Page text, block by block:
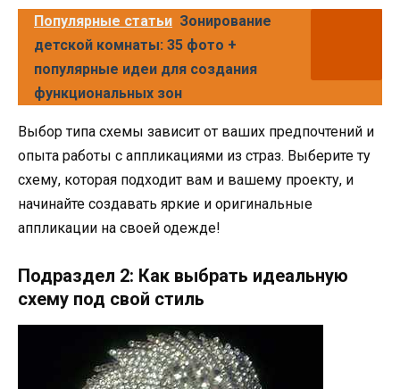
Популярные статьи Зонирование
детской комнаты: 35 фото +
популярные идеи для создания
функциональных зон
Выбор типа схемы зависит от ваших предпочтений и
опыта работы с аппликациями из страз. Выберите ту
схему, которая подходит вам и вашему проекту, и
начинайте создавать яркие и оригинальные
аппликации на своей одежде!
Подраздел 2: Как выбрать идеальную
схему под свой стиль